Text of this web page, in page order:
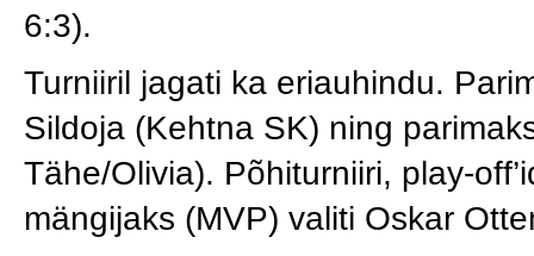
6:3).
Turniiril jagati ka eriauhindu.
Sildoja (Kehtna SK) ning
Tähe/Olivia). Põhiturniiri, play-
mängijaks (MVP) valiti Oskar